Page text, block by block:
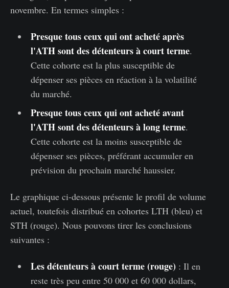
novembre. En termes simples :
Presque tous ceux qui ont acheté après
l'ATH sont des détenteurs à court terme.
Cette cohorte est la plus susceptible de
dépenser ses pièces en réaction à la volatilité
du marché.
Presque tous ceux qui ont acheté avant
l'ATH sont des détenteurs à long terme.
Cette cohorte est la moins susceptible de
dépenser ses pièces, préférant accumuler en
prévision du prochain marché haussier.
Le graphique ci-dessous présente le profil de volume
actuel, toutefois distribué en cohortes LTH (bleu) et
STH (rouge). Nous pouvons tirer les conclusions
suivantes :
Les détenteurs à court terme (rouge) : Il en
reste très peu entre 50 000 et 60 000 dollars,